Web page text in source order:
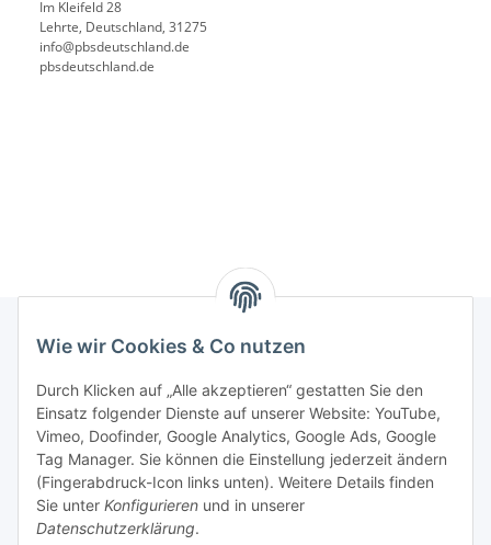
Wie wir Cookies & Co nutzen
Durch Klicken auf „Alle akzeptieren“ gestatten Sie den
Einsatz folgender Dienste auf unserer Website: YouTube,
Vimeo, Doofinder, Google Analytics, Google Ads, Google
Tag Manager. Sie können die Einstellung jederzeit ändern
(Fingerabdruck-Icon links unten). Weitere Details finden
Sie unter Konfigurieren und in unserer
Datenschutzerklärung.
Im Kleifeld 28
Lehrte, Deutschland, 31275
info@pbsdeutschland.de
pbsdeutschland.de
Rechtliches
Allgemeines
Firma